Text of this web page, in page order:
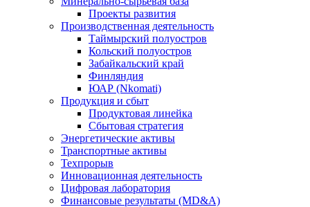
Проекты развития
Производственная деятельность
Таймырский полуостров
Кольский полуостров
Забайкальский край
Финляндия
ЮАР (Nkomati)
Продукция и сбыт
Продуктовая линейка
Сбытовая стратегия
Энергетические активы
Транспортные активы
Техпрорыв
Инновационная деятельность
Цифровая лаборатория
Финансовые результаты (MD&A)